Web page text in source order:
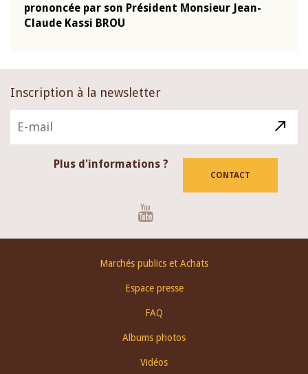
prononcée par son Président Monsieur Jean-
Claude Kassi BROU
Inscription à la newsletter
Plus d'informations ?
CONTACT
Marchés publics et Achats
Espace presse
FAQ
Albums photos
Vidéos